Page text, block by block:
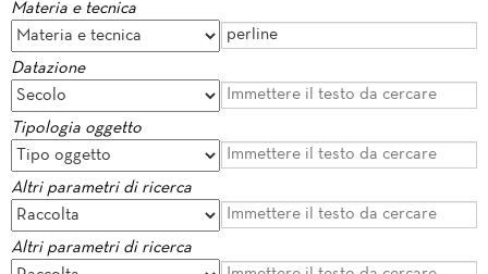
Materia e tecnica
Datazione
Tipologia oggetto
Altri parametri di ricerca
Altri parametri di ricerca